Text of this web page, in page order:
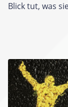
Blick tut, was